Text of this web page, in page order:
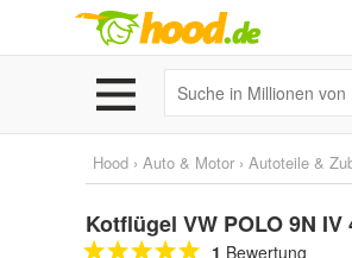
Hood › Auto & Motor › Autoteile &
Kotflügel VW POLO 9N
1 Bewertung